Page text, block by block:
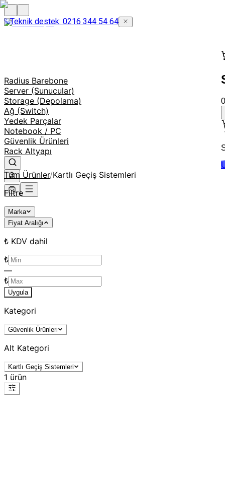
Teknik destek: 0216 344 54 64
Radius Barebone
Server (Sunucular)
Storage (Depolama)
Ağ (Switch)
Yedek Parçalar
Notebook / PC
Güvenlik Ürünleri
Rack Altyapı
0
Tüm Ürünler/Kartlı Geçiş Sistemleri
Filtre
Marka
Fiyat Aralığı
₺ KDV dahil
₺
—
₺
Uygula
Kategori
Güvenlik Ürünleri
Alt Kategori
Kartlı Geçiş Sistemleri
1 ürün